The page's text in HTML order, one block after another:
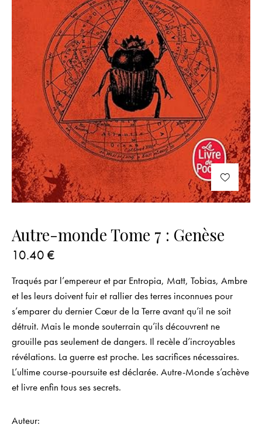
Autre-monde Tome 7 : Genèse
10.40 €
Traqués par l’empereur et par Entropia, Matt, Tobias, Ambre
et les leurs doivent fuir et rallier des terres inconnues pour
s’emparer du dernier Cœur de la Terre avant qu’il ne soit
détruit. Mais le monde souterrain qu’ils découvrent ne
grouille pas seulement de dangers. Il recèle d’incroyables
révélations. La guerre est proche. Les sacrifices nécessaires.
L’ultime course-poursuite est déclarée. Autre-Monde s’achève
et livre enfin tous ses secrets.
Auteur